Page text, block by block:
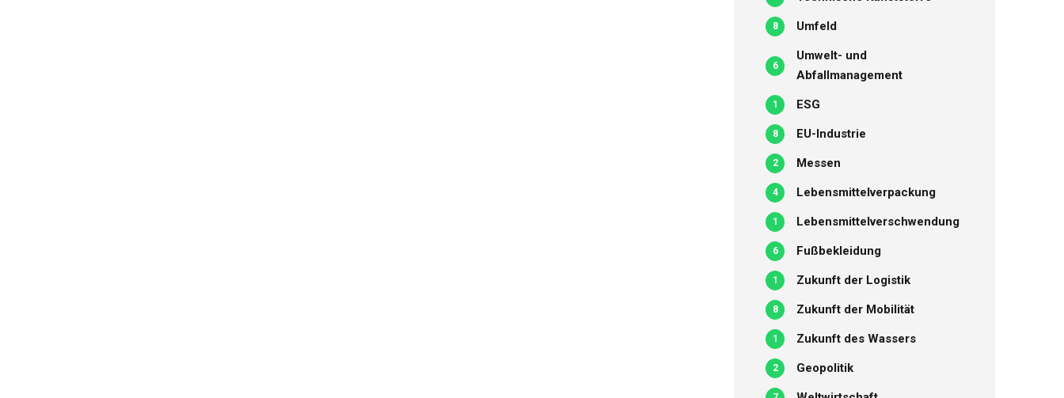
Umfeld
8
Umwelt- und
Abfallmanagement
6
ESG
1
EU-Industrie
8
Messen
2
Lebensmittelverpackung
4
Lebensmittelverschwendung
1
Fußbekleidung
6
Zukunft der Logistik
1
Zukunft der Mobilität
8
Zukunft des Wassers
1
Geopolitik
2